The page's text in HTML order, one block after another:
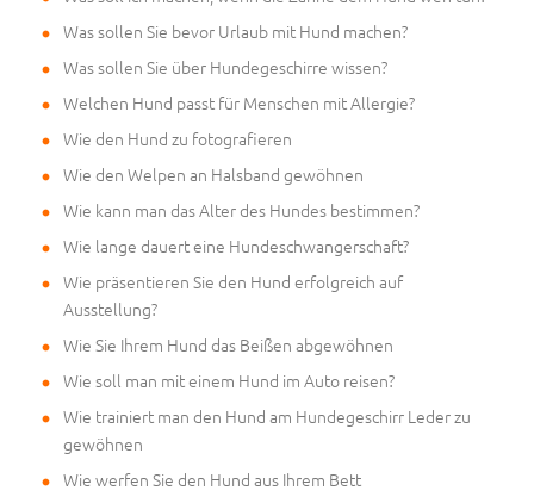
Was sollen Sie bevor Urlaub mit Hund machen?
Was sollen Sie über Hundegeschirre wissen?
Welchen Hund passt für Menschen mit Allergie?
Wie den Hund zu fotografieren
Wie den Welpen an Halsband gewöhnen
Wie kann man das Alter des Hundes bestimmen?
Wie lange dauert eine Hundeschwangerschaft?
Wie präsentieren Sie den Hund erfolgreich auf
Ausstellung?
Wie Sie Ihrem Hund das Beißen abgewöhnen
Wie soll man mit einem Hund im Auto reisen?
Wie trainiert man den Hund am Hundegeschirr Leder zu
gewöhnen
Wie werfen Sie den Hund aus Ihrem Bett